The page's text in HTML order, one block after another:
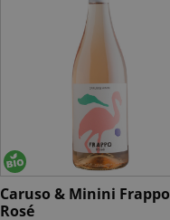
Caruso & Minini Frappo
Rosé